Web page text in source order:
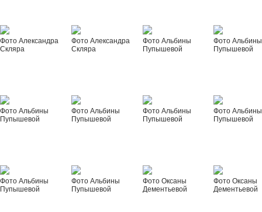
Фото Александра
Скляра
Фото Александра
Скляра
Фото Альбины
Пупышевой
Фото Альбины
Пупышевой
Фото Альбины
Пупышевой
Фото Альбины
Пупышевой
Фото Альбины
Пупышевой
Фото Альбины
Пупышевой
Фото Альбины
Пупышевой
Фото Альбины
Пупышевой
Фото Оксаны
Дементьевой
Фото Оксаны
Дементьевой